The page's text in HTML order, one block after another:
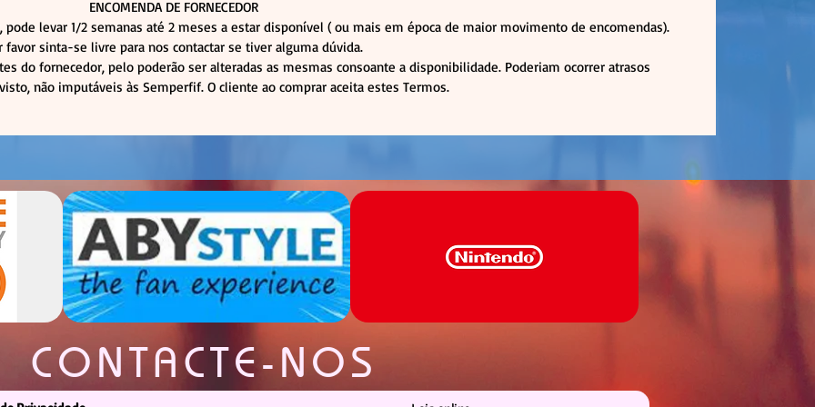
ENCOMENDA DE FORNECEDOR
levar 1/2 semanas até 2 meses a estar disponível ( ou mais em época de maior movimento de encomendas).
favor sinta-se livre para nos contactar se tiver alguma dúvida.
do fornecedor, pelo poderão ser alteradas as mesmas consoante a disponibilidade. Poderiam ocorrer atrasos
não imputáveis às Semperfif. O cliente ao comprar aceita estes Termos.
CONTACTE-NOS